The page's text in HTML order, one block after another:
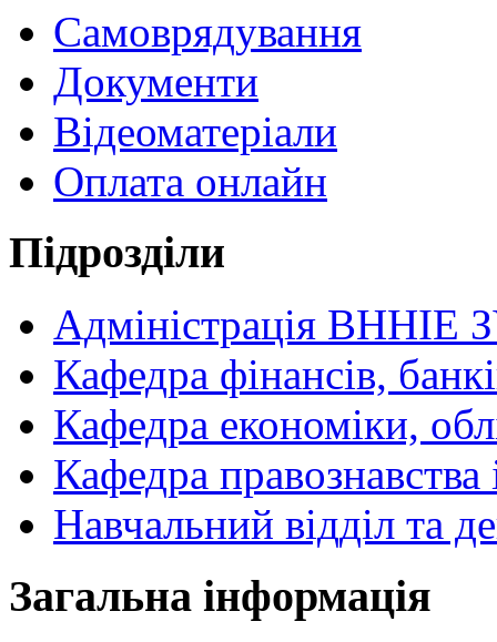
Самоврядування
Документи
Відеоматеріали
Оплата онлайн
Підрозділи
Адміністрація ВННІЕ
Кафедра фінансів,
Кафедра економіки,
Кафедра
Навчальний відділ та
Загальна інформація